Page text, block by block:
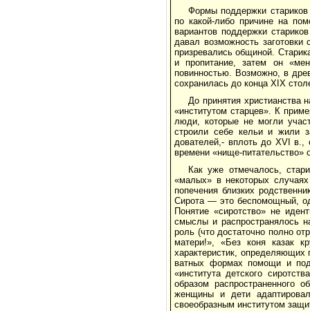
Формы поддержки стариков
по какой-либо причине на
вариантов поддержки
давал возможность
призревались общиной.
и про­питание, затем он
повинностью. Возможно, в
сохранилась до конца XIX
До принятия
«институтом старцев». К
люди, которые не могли
строили себе кельи и жили
дователей,- вплоть до XVI в.,
времени «нище-
Как уже отмечалось,
«малых» в неко­торых случаях
попечения близких
Сирота — это беспомощный,
Понятие «сиротство» не
смыс­лы и распространялось
роль (что достаточ­но полно
матери!», «Без коня казак
характеристик,
ватных формах помощи и
«института детско­го
образом
женщины и дети
своеобразным ин­ститутом